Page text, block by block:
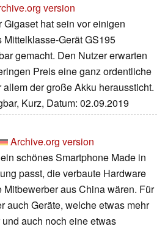
version
hat sein vor einigen
Gerät GS195
gemacht. Den Nutzer erwarten
Preis eine ganz ordentliche
der große Akku heraussticht.
Kurz, Datum: 02.09.2019
Archive.org version
schönes Smartphone Made in
passt, die verbaute Hardware
aus China wären. Für
auch Geräte, welche etwas mehr
auch noch eine etwas